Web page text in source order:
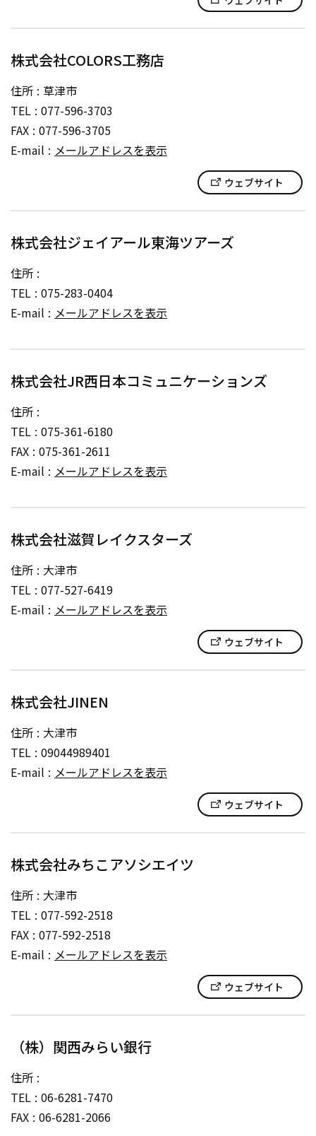
株式会社COLORS工務店
住所
草津市
TEL 077-596-3703
FAX 077-596-3705
E-mail
メールアドレスを表示
ウェブサイト
株式会社ジェイアール東海ツアーズ
住所
TEL 075-283-0404
E-mail
メールアドレスを表示
株式会社JR西日本コミュニケーションズ
住所
TEL 075-361-6180
FAX 075-361-2611
E-mail
メールアドレスを表示
株式会社滋賀レイクスターズ
住所
大津市
TEL 077-527-6419
E-mail
メールアドレスを表示
ウェブサイト
株式会社JINEN
住所
大津市
TEL 09044989401
E-mail
メールアドレスを表示
ウェブサイト
株式会社みちこアソシエイツ
住所
大津市
TEL 077-592-2518
FAX 077-592-2518
E-mail
メールアドレスを表示
ウェブサイト
（株）関西みらい銀行
住所
TEL 06-6281-7470
FAX 06-6281-2066